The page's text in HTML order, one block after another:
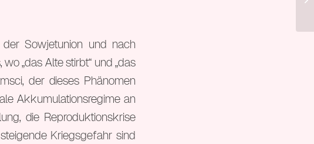
Sowjetunion und nach
„das Alte stirbt“ und „das
der dieses Phänomen
Akkumulationsregime an
die Reproduktionskrise
Kriegsgefahr sind